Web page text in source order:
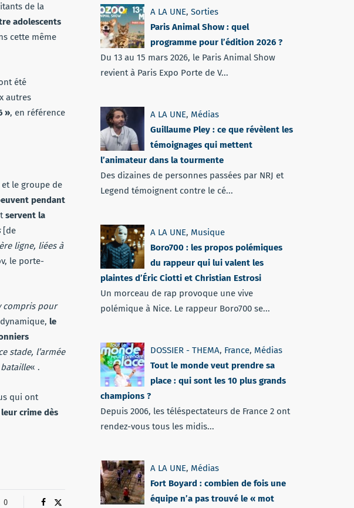
de la
adolescents
cette même
été
autres
», en référence
et le groupe de
pendant
servent la
[de
ligne, liées à
le porte-
compris pour
le
stade, l’armée
« .
qui ont
crime dès
0
A LA UNE, Sorties
Paris Animal Show : quel
programme pour l’édition 2026 ?
Du 13 au 15 mars 2026, le Paris Animal Show
revient à Paris Expo Porte de V...
A LA UNE, Médias
Guillaume Pley : ce que révèlent les
témoignages qui mettent
l’animateur dans la tourmente
Des dizaines de personnes passées par NRJ et
Legend témoignent contre le cé...
A LA UNE, Musique
Boro700 : les propos polémiques
du rappeur qui lui valent les
plaintes d’Éric Ciotti et Christian Estrosi
Un morceau de rap provoque une vive
polémique à Nice. Le rappeur Boro700 se...
DOSSIER - THEMA, France, Médias
Tout le monde veut prendre sa
place : qui sont les 10 plus grands
champions ?
Depuis 2006, les téléspectateurs de France 2 ont
rendez-vous tous les midis...
A LA UNE, Médias
Fort Boyard : combien de fois une
équipe n’a pas trouvé le « mot